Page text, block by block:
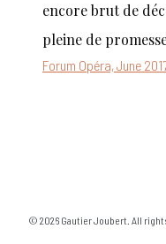
encore brut de
pleine de
Forum Opéra, June
© 2026 Gautier Joubert. All